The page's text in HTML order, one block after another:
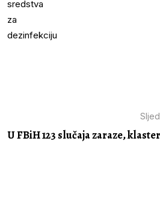
U FBiH 123 slučaja zaraze,